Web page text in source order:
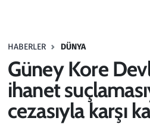
HABERLER DÜNYA
Güney Kore
ihanet
cezasıyla karşı
Haber
Kültür Sanat
Kurumsal Haberler